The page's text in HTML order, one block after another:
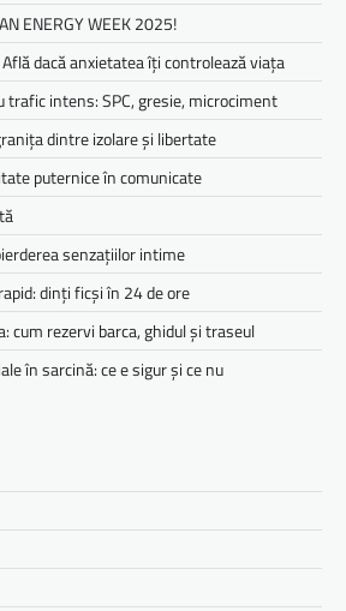
ENERGY WEEK 2025!
dacă anxietatea îți controlează viața
trafic intens: SPC, gresie, microciment
dintre izolare și libertate
puternice în comunicate
senzațiilor intime
dinți ficși în 24 de ore
cum rezervi barca, ghidul și traseul
în sarcină: ce e sigur și ce nu